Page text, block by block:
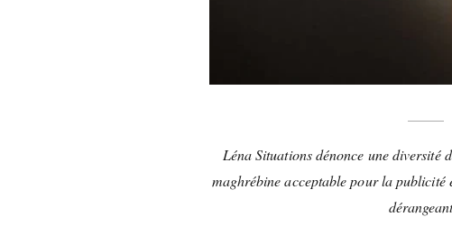
Léna Situations dénonce une diversité
maghrébine acceptable pour la